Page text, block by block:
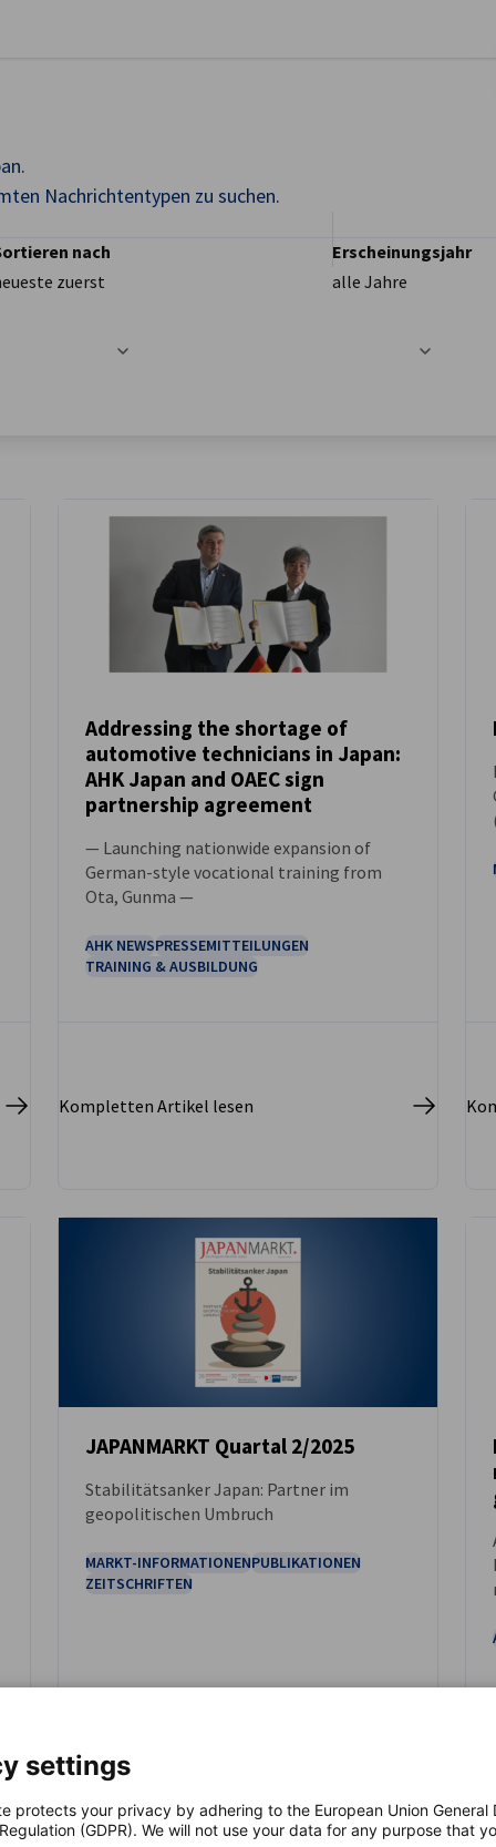
Nachrichtentypen zu suchen.
nach
zuerst
Erscheinungsjahr
alle Jahre
NEUIGKEITEN
Addressing the shortage of
automotive technicians in Japan:
AHK Japan and OAEC sign
partnership agreement
— Launching nationwide expansion of
German-style vocational training from
Ota, Gunma —
AHK NEWSPRESSEMITTEILUNGEN
TRAINING & AUSBILDUNG
Kompletten Artikel lesen
DOWNLOAD
JAPANMARKT Quartal 2/2025
Stabilitätsanker Japan: Partner im
geopolitischen Umbruch
MARKT-INFORMATIONENPUBLIKATIONEN
ZEITSCHRIFTEN
Hier herunterladen
settings
protects your privacy by adhering to the European Union General
(GDPR). We will not use your data for any purpose that